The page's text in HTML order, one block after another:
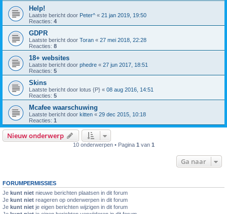
Help!
Laatste bericht door Peter^ « 21 jan 2019, 19:50
Reacties: 4
GDPR
Laatste bericht door Toran « 27 mei 2018, 22:28
Reacties: 8
18+ websites
Laatste bericht door phedre « 27 jun 2017, 18:51
Reacties: 5
Skins
Laatste bericht door lotus {P} « 08 aug 2016, 14:51
Reacties: 5
Mcafee waarschuwing
Laatste bericht door kitten « 29 dec 2015, 10:18
Reacties: 1
Nieuw onderwerp
10 onderwerpen • Pagina 1 van 1
Ga naar
FORUMPERMISSIES
Je kunt niet nieuwe berichten plaatsen in dit forum
Je kunt niet reageren op onderwerpen in dit forum
Je kunt niet je eigen berichten wijzigen in dit forum